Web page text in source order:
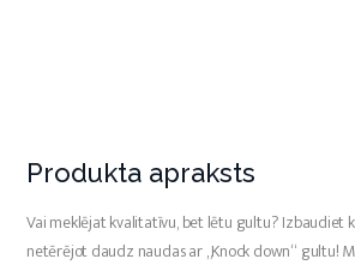
Produkta apraksts
Vai meklējat kvalitatīvu, bet lētu gultu? Izbaudiet
netērējot daudz naudas ar „Knock down“ gultu!